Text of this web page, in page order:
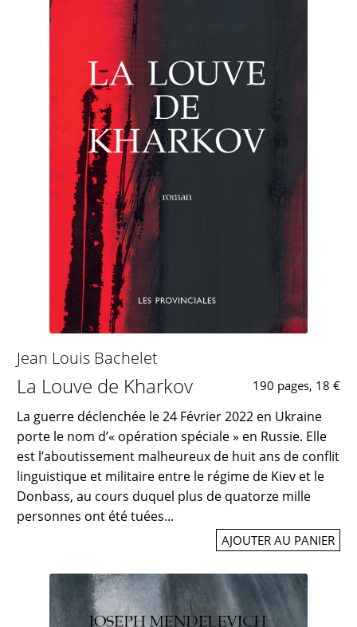
Jean Louis Bachelet
La Louve de Kharkov 190 pages, 18 €
La guerre déclenchée le 24 Février 2022 en Ukraine
porte le nom d’« opération spéciale » en Russie. Elle
est l’aboutissement malheureux de huit ans de conflit
linguistique et militaire entre le régime de Kiev et le
Donbass, au cours duquel plus de quatorze mille
personnes ont été tuées...
AJOUTER AU PANIER